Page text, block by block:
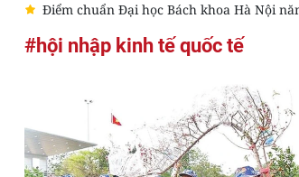
Điểm chuẩn Đại học Bách khoa Hà Nội
#hội nhập kinh tế quốc tế